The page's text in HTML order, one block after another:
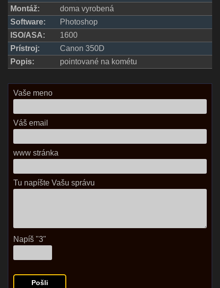
Montáž:
doma vyrobená
Software:
Photoshop
ISO/ASA:
1600
Prístroj:
Canon 350D
Popis:
pointované na kométu
Vaše meno
Váš email
www stránka
Tu napíšte Vašu správu
Napíš "3"